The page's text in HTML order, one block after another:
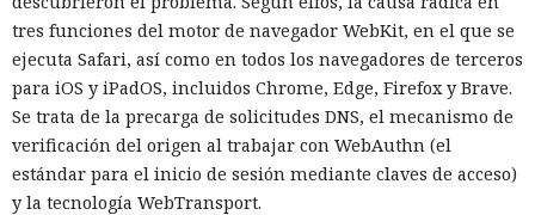
Con KhuntCmd los atacantes ejecutaron el comando
whoami y comprobaron que los comandos a través de
Oracle se ejecutaban con privilegios SYSTEM en el servidor
Windows. Luego, mediante PowerShell se copiaron las
ramas del registro SAM, SECURITY y SYSTEM, de las cuales
se pueden recuperar los hashes de las contraseñas de
cuentas locales. También se ejecutó el comando tasklist /svc
tres funciones del motor de navegador WebKit, en el que se
ejecuta Safari, así como en todos los navegadores de terceros
para iOS y iPadOS, incluidos Chrome, Edge, Firefox y Brave.
Se trata de la precarga de solicitudes DNS, el mecanismo de
verificación del origen al trabajar con WebAuthn (el
estándar para el inicio de sesión mediante claves de acceso)
y la tecnología WebTransport.